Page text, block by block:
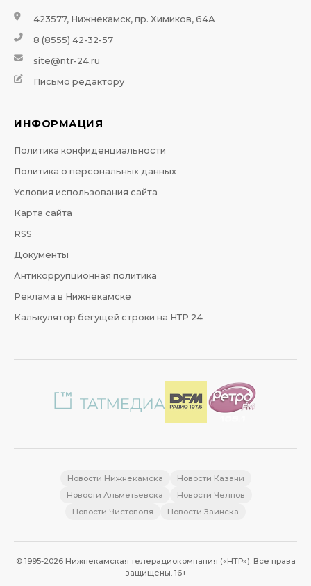
423577, Нижнекамск, пр. Химиков, 64А
8 (8555) 42-32-57
site@ntr-24.ru
Письмо редактору
ИНФОРМАЦИЯ
Политика конфиденциальности
Политика о персональных данных
Условия использования сайта
Карта сайта
RSS
Документы
Антикоррупционная политика
Реклама в Нижнекамске
Калькулятор бегущей строки на НТР 24
Новости Нижнекамска
Новости Казани
Новости Альметьевска
Новости Челнов
Новости Чистополя
Новости Заинска
© 1995-2026 Нижнекамская телерадиокомпания («НТР»). Все права
защищены. 16+